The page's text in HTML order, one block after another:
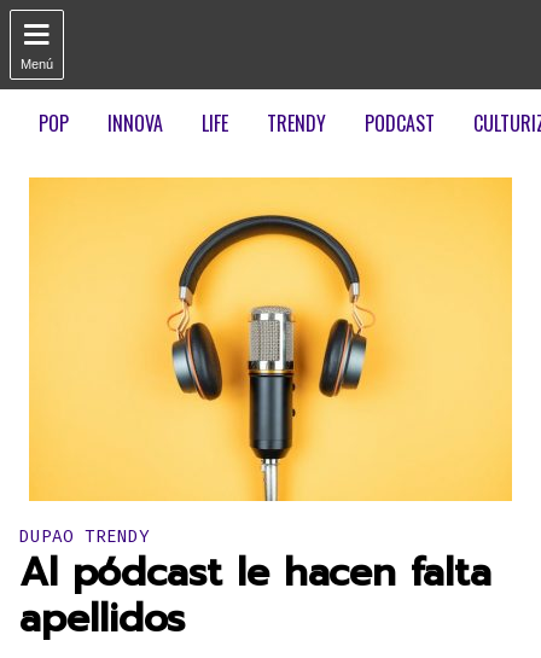

Menú
POP INNOVA LIFE TRENDY PODCAST
Publicado en:
DUPAO TRENDY
Al pódcast le hacen falta
apellidos